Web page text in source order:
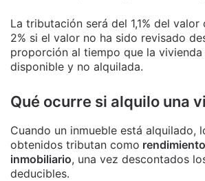
La tributación será del 1,1% del
2% si el valor no ha sido revisado
proporción al tiempo que la vivienda
disponible y no alquilada.
Qué ocurre si alquilo una
Cuando un inmueble está alquilado,
obtenidos tributan como
inmobiliario, una vez descontados
deducibles.